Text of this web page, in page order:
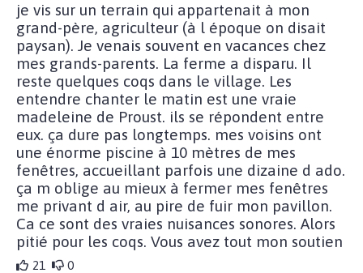
je vis sur un terrain qui appartenait à mon
grand-père, agriculteur (à l époque on disait
paysan). Je venais souvent en vacances chez
mes grands-parents. La ferme a disparu. Il
reste quelques coqs dans le village. Les
entendre chanter le matin est une vraie
madeleine de Proust. ils se répondent entre
eux. ça dure pas longtemps. mes voisins ont
une énorme piscine à 10 mètres de mes
fenêtres, accueillant parfois une dizaine d ado.
ça m oblige au mieux à fermer mes fenêtres
me privant d air, au pire de fuir mon pavillon.
Ca ce sont des vraies nuisances sonores. Alors
pitié pour les coqs. Vous avez tout mon soutien
21 0